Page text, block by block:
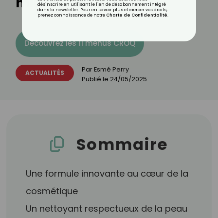
Découvrez les 11 menus CROQ
ACTUALITÉS ParEsmé Perry
Publié le 24/05/2025
Sommaire
Une formule innovante au cœur de la
cosmétique
Un nettoyant respectueux de la peau
désinscrire en utilisant le lien de désabonnement intégré
dans la newsletter. Pour en savoir plus et exercer vos droits,
prenez connaissance de notre Charte de Confidentialité.